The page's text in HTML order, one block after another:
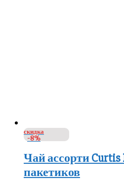
скидка
-8%
Чай ассорти Curtis
пакетиков